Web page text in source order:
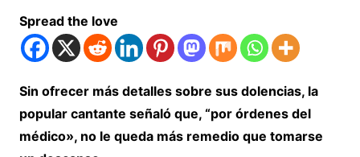
Spread the love
Sin ofrecer más detalles sobre sus dolencias, la
popular cantante señaló que, “por órdenes del
médico», no le queda más remedio que tomarse